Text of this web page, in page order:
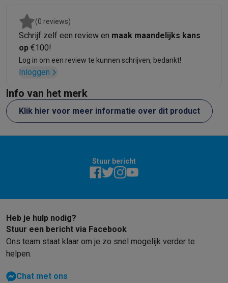
(0 reviews)
Schrijf zelf een review en maak maandelijks kans
op €100!
Log in om een review te kunnen schrijven, bedankt!
Inloggen
Info van het merk
Klik hier voor meer informatie over dit product
Stuur bericht
Heb je hulp nodig?
Stuur een bericht via Facebook
Ons team staat klaar om je zo snel mogelijk verder te
helpen.
Chat met ons